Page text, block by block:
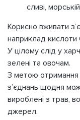
сливі,
Корисно вживати
наприклад кислоти
У цілому слід у
зелені та овочам.
З метою отримання
з’єднань щодня
вироблені з трав,
джерел.